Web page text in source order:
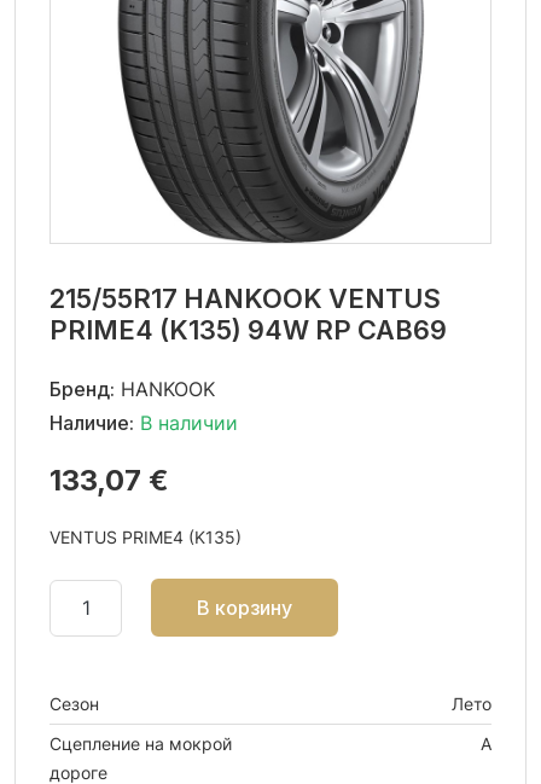
215/55R17 HANKOOK VENTUS
PRIME4 (K135) 94W RP CAB69
Бренд: HANKOOK
Наличие: В наличии
133,07 €
VENTUS PRIME4 (K135)
В корзину
Сезон
Лето
Сцепление на мокрой
дороге
A